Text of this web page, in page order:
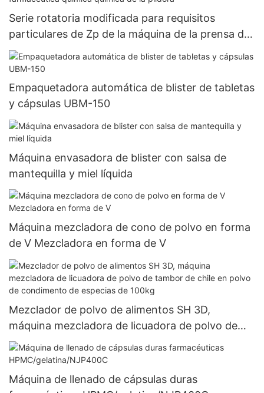
Serie rotatoria modificada para requisitos
particulares de Zp de la máquina de la prensa de
la tableta de la prensa farmacéutica química
química de la píldora
Empaquetadora automática de blister de tabletas
y cápsulas UBM-150
Máquina envasadora de blister con salsa de
mantequilla y miel líquida
Máquina mezcladora de cono de polvo en forma
de V Mezcladora en forma de V
Mezclador de polvo de alimentos SH 3D,
máquina mezcladora de licuadora de polvo de
tambor de chile en polvo de condimento de
especias de 100kg
Máquina de llenado de cápsulas duras